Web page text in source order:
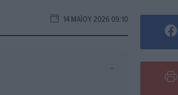
14 ΜΑΪ́ΟΥ 2026 09:10
⌄